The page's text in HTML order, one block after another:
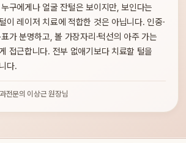
구에게나 얼굴 잔털은 보이지만, 보인다는
이 레이저 치료에 적합한 것은 아닙니다. 인중·
가 분명하고, 볼 가장자리·턱선의 아주 가는
접근합니다. 전부 없애기보다 치료할 털을
다.
전문의 이상근 원장님